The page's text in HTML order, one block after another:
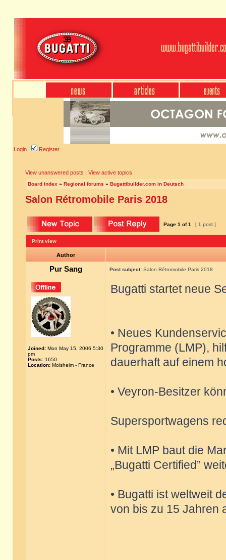
Login Register
View unanswered posts | View active topics
Board index » Regional forums » Bugattibuilder.com in Deutsch
Salon Rétromobile Paris 2018
Page 1 of1 [ 1 post ]
Print view
Author
Pur Sang Post subject: Salon Rétromobile Paris 2018
Joined: Mon May 15, 2006 5:30
pm
Posts: 1650
Location: Molsheim - France
Bugatti startet neue
• Neues
Programme (LMP),
dauerhaft auf einem
• Veyron-Besitzer
Supersportwagens
• Mit LMP baut die
„Bugatti Certified”
• Bugatti ist weltweit
von bis zu 15 Jahren